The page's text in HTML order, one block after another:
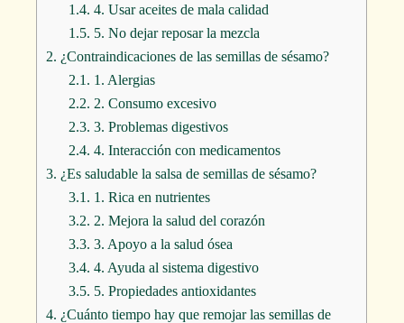
1.4. 4. Usar aceites de mala calidad
1.5. 5. No dejar reposar la mezcla
2. ¿Contraindicaciones de las semillas de sésamo?
2.1. 1. Alergias
2.2. 2. Consumo excesivo
2.3. 3. Problemas digestivos
2.4. 4. Interacción con medicamentos
3. ¿Es saludable la salsa de semillas de sésamo?
3.1. 1. Rica en nutrientes
3.2. 2. Mejora la salud del corazón
3.3. 3. Apoyo a la salud ósea
3.4. 4. Ayuda al sistema digestivo
3.5. 5. Propiedades antioxidantes
4. ¿Cuánto tiempo hay que remojar las semillas de